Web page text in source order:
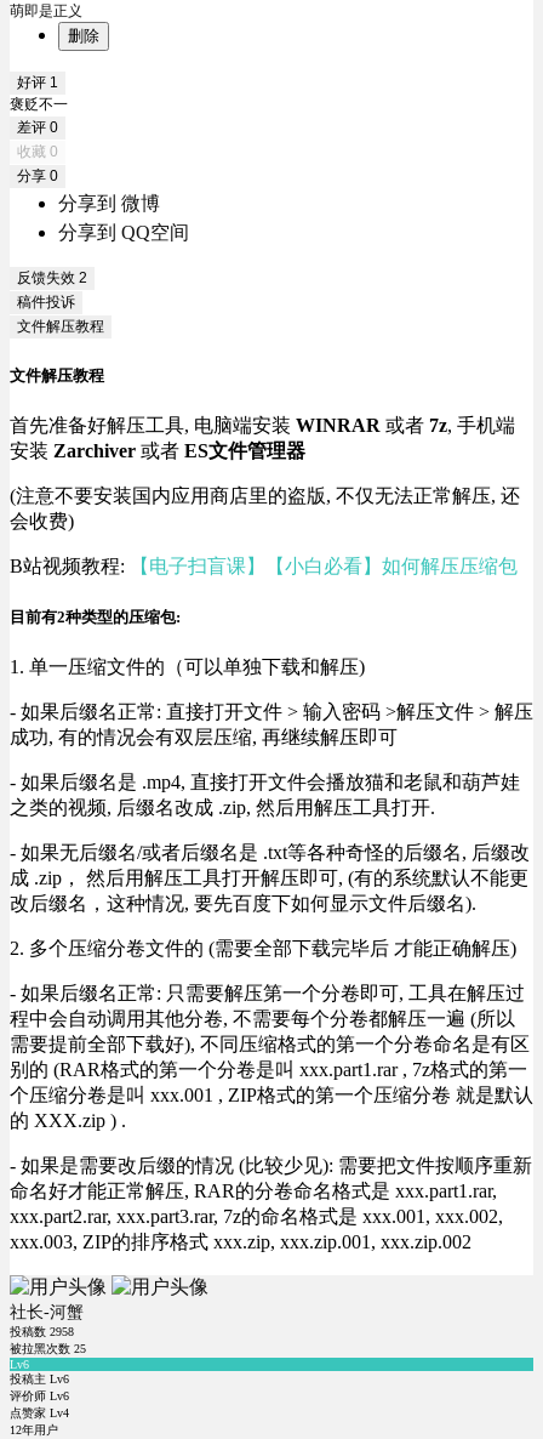
萌即是正义
删除
好评 1
褒贬不一
差评 0
收藏 0
分享 0
分享到 微博
分享到 QQ空间
反馈失效 2
稿件投诉
文件解压教程
文件解压教程
首先准备好解压工具, 电脑端安装 WINRAR 或者 7z, 手机端
安装 Zarchiver 或者 ES文件管理器
(注意不要安装国内应用商店里的盗版, 不仅无法正常解压, 还
会收费)
B站视频教程: 【电子扫盲课】【小白必看】如何解压压缩包
目前有2种类型的压缩包:
1. 单一压缩文件的（可以单独下载和解压)
- 如果后缀名正常: 直接打开文件 > 输入密码 >解压文件 > 解压
成功, 有的情况会有双层压缩, 再继续解压即可
- 如果后缀名是 .mp4, 直接打开文件会播放猫和老鼠和葫芦娃
之类的视频, 后缀名改成 .zip, 然后用解压工具打开.
- 如果无后缀名/或者后缀名是 .txt等各种奇怪的后缀名, 后缀改
成 .zip， 然后用解压工具打开解压即可, (有的系统默认不能更
改后缀名，这种情况, 要先百度下如何显示文件后缀名).
2. 多个压缩分卷文件的 (需要全部下载完毕后 才能正确解压)
- 如果后缀名正常: 只需要解压第一个分卷即可, 工具在解压过
程中会自动调用其他分卷, 不需要每个分卷都解压一遍 (所以
需要提前全部下载好), 不同压缩格式的第一个分卷命名是有区
别的 (RAR格式的第一个分卷是叫 xxx.part1.rar , 7z格式的第一
个压缩分卷是叫 xxx.001 , ZIP格式的第一个压缩分卷 就是默认
的 XXX.zip ) .
- 如果是需要改后缀的情况 (比较少见): 需要把文件按顺序重新
命名好才能正常解压, RAR的分卷命名格式是 xxx.part1.rar,
xxx.part2.rar, xxx.part3.rar, 7z的命名格式是 xxx.001, xxx.002,
xxx.003, ZIP的排序格式 xxx.zip, xxx.zip.001, xxx.zip.002
社长-河蟹
投稿数 2958
被拉黑次数 25
Lv6
投稿主 Lv6
评价师 Lv6
点赞家 Lv4
12年用户